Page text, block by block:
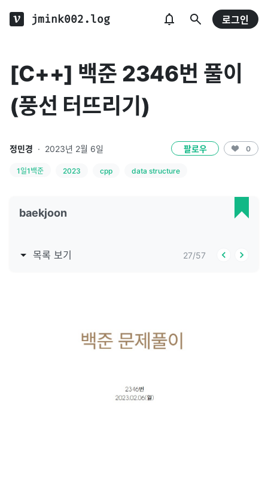
jmink002.log 로그인
[C++] 백준 2346번 풀이
(풍선 터뜨리기)
정민경 · 2023년 2월 6일 팔로우 0
1일1백준 2023 cpp data structure
baekjoon
목록 보기 27/57